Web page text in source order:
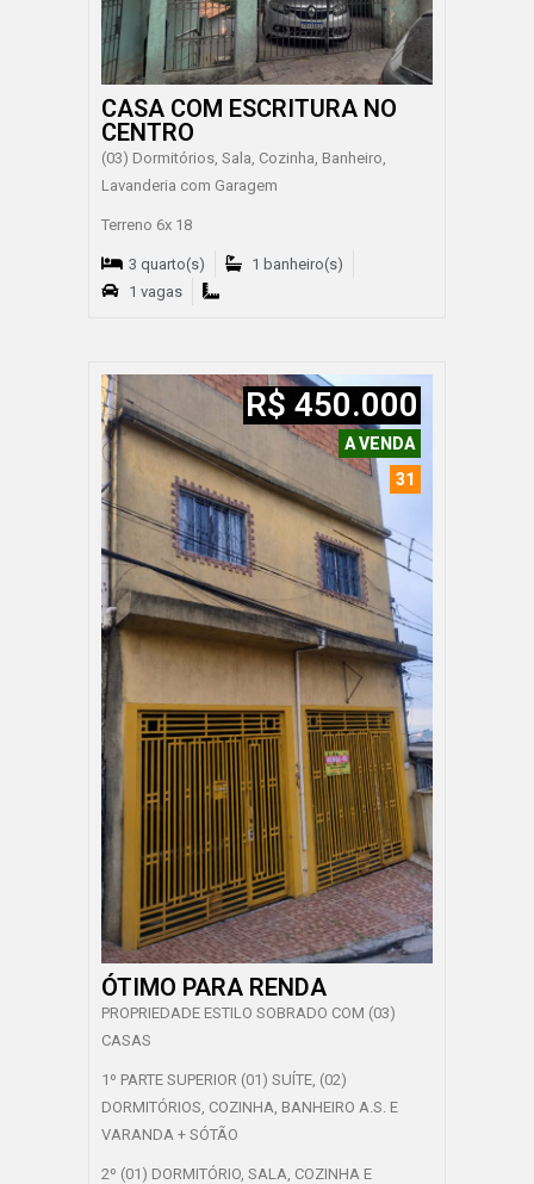
CASA COM ESCRITURA NO
CENTRO
(03) Dormitórios, Sala, Cozinha, Banheiro,
Lavanderia com Garagem
Terreno 6x 18
3 quarto(s)
1 banheiro(s)
1 vagas
A VENDA
31
R$ 450.000
ÓTIMO PARA RENDA
PROPRIEDADE ESTILO SOBRADO COM (03)
CASAS
1º PARTE SUPERIOR (01) SUÍTE, (02)
DORMITÓRIOS, COZINHA, BANHEIRO A.S. E
VARANDA + SÓTÃO
2º (01) DORMITÓRIO, SALA, COZINHA E